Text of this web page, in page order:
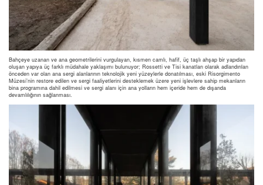
Bahçeye uzanan ve ana geometrilerini vurgulayan, kısmen camlı, hafif, üç taşlı ahşap bir yapıdan
oluşan yapıya üç farklı müdahale yaklaşımı bulunuyor; Rossetti ve Tisi kanatları olarak adlandırılan
önceden var olan ana sergi alanlarının teknolojik yeni yüzeylerle donatılması, eski Risorgimento
Müzesi’nin restore edilen ve sergi faaliyetlerini desteklemek üzere yeni işlevlere sahip mekanların
bina programına dahil edilmesi ve sergi alanı için ana yolların hem içeride hem de dışarıda
devamlılığının sağlanması.